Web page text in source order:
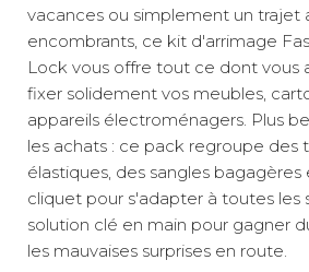
vacances ou simplement un trajet
encombrants, ce kit d'arrimage
Lock vous offre tout ce dont vous
fixer solidement vos meubles,
appareils électroménagers. Plus
les achats : ce pack regroupe des
élastiques, des sangles bagagères
cliquet pour s'adapter à toutes les
solution clé en main pour gagner
les mauvaises surprises en route.